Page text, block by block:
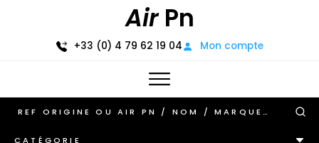
AirPn
+33 (0) 4 79 62 19 04 Mon compte
CATÉGORIE